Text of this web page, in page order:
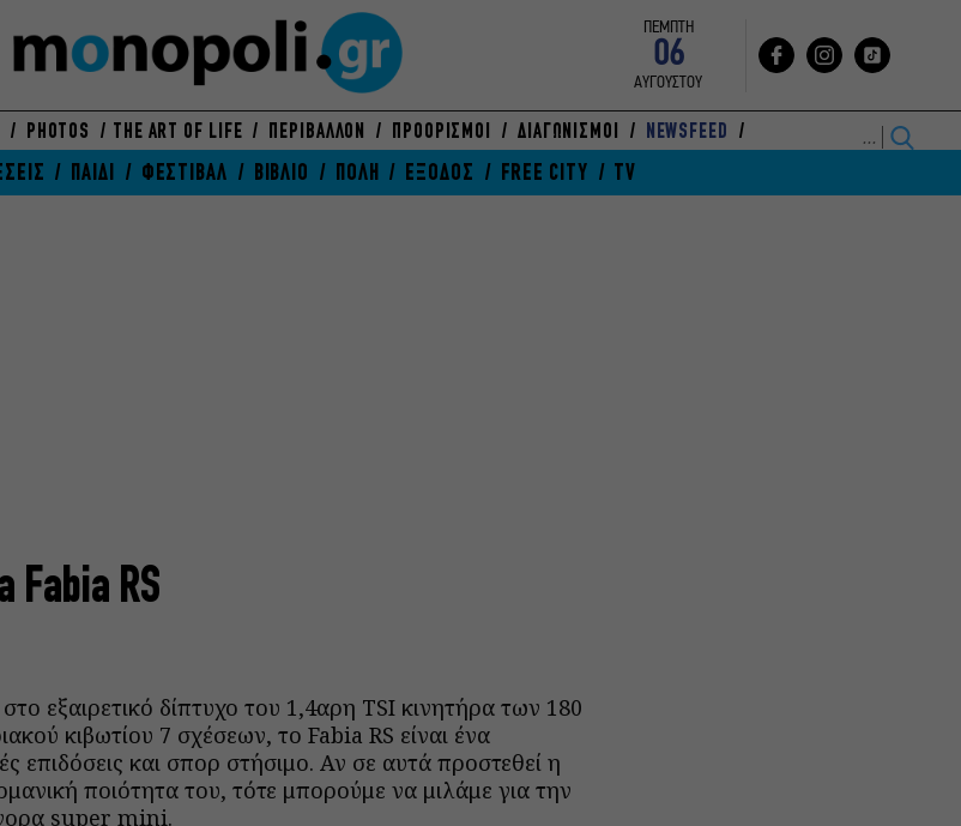
ΠΕΜΠΤΗ
06
ΑΥΓΟΥΣΤΟΥ
PHOTOS THE ART OF LIFE ΠΕΡΙΒΑΛΛΟΝ ΠΡΟΟΡΙΣΜΟΙ ΔΙΑΓΩΝΙΣΜΟΙ NEWSFEED
ΠΑΙΔΙ ΦΕΣΤΙΒΑΛ ΒΙΒΛΙΟ ΠΟΛΗ ΕΞΟΔΟΣ FREE CITY TV
Fabia RS
εξαιρετικό δίπτυχο του 1,4αρη TSI κινητήρα των 180
κιβωτίου 7 σχέσεων, το Fabia RS είναι ένα
επιδόσεις και σπορ στήσιμο. Αν σε αυτά προστεθεί η
ποιότητα του, τότε μπορούμε να μιλάμε για την
super mini.